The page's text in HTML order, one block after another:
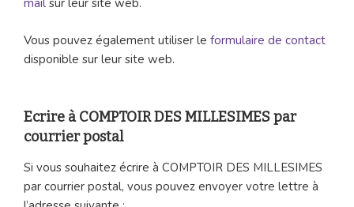
mail sur leur site web.
Vous pouvez également utiliser le formulaire de contact
disponible sur leur site web.
Ecrire à COMPTOIR DES MILLESIMES par
courrier postal
Si vous souhaitez écrire à COMPTOIR DES MILLESIMES
par courrier postal, vous pouvez envoyer votre lettre à